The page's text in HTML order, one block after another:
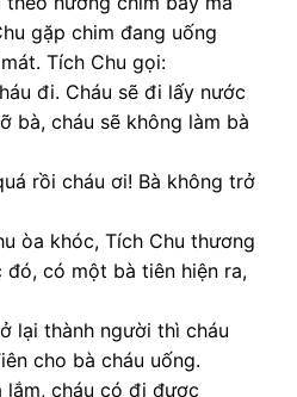
gặp chim đang uống
Tích Chu gọi:
đi. Cháu sẽ đi lấy nước
bà, cháu sẽ không làm bà
rồi cháu ơi! Bà không trở
òa khóc, Tích Chu thương
đó, có một bà tiên hiện ra,
lại thành người thì cháu
cho bà cháu uống.
lắm, cháu có đi được